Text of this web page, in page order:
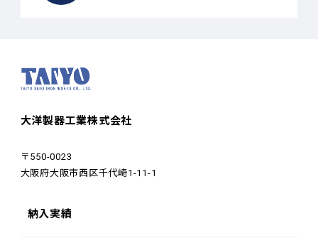
大洋製器工業株式会社
〒550-0023
大阪府大阪市西区千代崎1-11-1
納入実績